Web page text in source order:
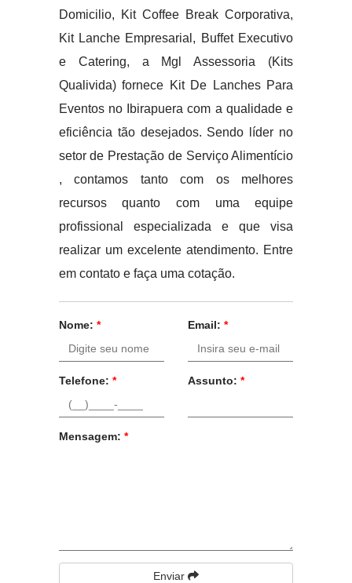
Domicilio, Kit Coffee Break Corporativa,
Kit Lanche Empresarial, Buffet Executivo
e Catering, a Mgl Assessoria (Kits
Qualivida) fornece Kit De Lanches Para
Eventos no Ibirapuera com a qualidade e
eficiência tão desejados. Sendo líder no
setor de Prestação de Serviço Alimentício
, contamos tanto com os melhores
recursos quanto com uma equipe
profissional especializada e que visa
realizar um excelente atendimento. Entre
em contato e faça uma cotação.
Nome: * Email: *
Telefone: * Assunto: *
Mensagem: *
Enviar